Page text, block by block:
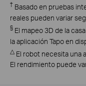
† Basado en pruebas
reales pueden variar
§ El mapeo 3D de la
la aplicación Tapo en
△ El robot necesita una
El rendimiento puede